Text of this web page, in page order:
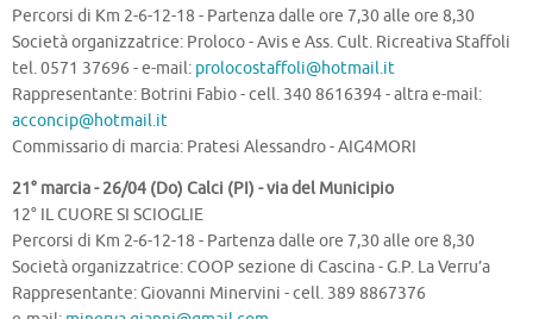
Percorsi di Km 2-6-12-18 - Partenza dalle ore 7,30 alle ore 8,30
Società organizzatrice: Proloco - Avis e Ass. Cult. Ricreativa Staffoli
tel. 0571 37696 - e-mail: prolocostaffoli@hotmail.it
Rappresentante: Botrini Fabio - cell. 340 8616394 - altra e-mail:
acconcip@hotmail.it
Commissario di marcia: Pratesi Alessandro - AIG4MORI
21° marcia - 26/04 (Do) Calci (PI) - via del Municipio
12° IL CUORE SI SCIOGLIE
Percorsi di Km 2-6-12-18 - Partenza dalle ore 7,30 alle ore 8,30
Società organizzatrice: COOP sezione di Cascina - G.P. La Verru’a
Rappresentante: Giovanni Minervini - cell. 389 8867376